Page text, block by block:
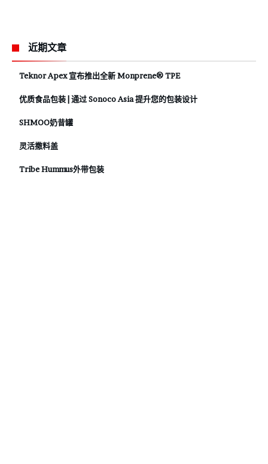
近期文章
Teknor Apex 宣布推出全新 Monprene® TPE
优质食品包装 | 通过 Sonoco Asia 提升您的包装设计
SHMOO奶昔罐
灵活撒料盖
Tribe Hummus外带包装